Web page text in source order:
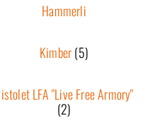
Hammerli
Kimber(5)
LFA "Live Free Armory"
(2)